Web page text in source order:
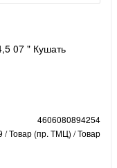
07 " Кушать
4606080894254
Товар (пр. ТМЦ) / Товар